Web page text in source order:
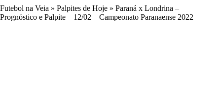
Futebol na Veia » Palpites de Hoje » Paraná x Londrina –
Prognóstico e Palpite – 12/02 – Campeonato Paranaense 2022